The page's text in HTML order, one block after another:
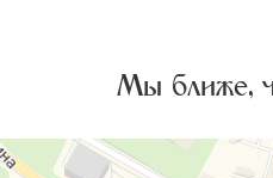
Мы ближе,